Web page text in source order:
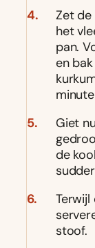
Zet de
het
pan.
en
Giet
de
stoof.